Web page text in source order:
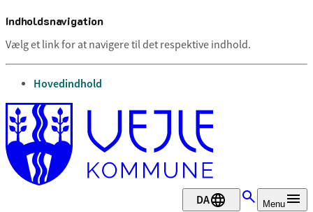
Indholdsnavigation
Vælg et link for at navigere til det respektive indhold.
gå til
Hovedindhold
DA Menu